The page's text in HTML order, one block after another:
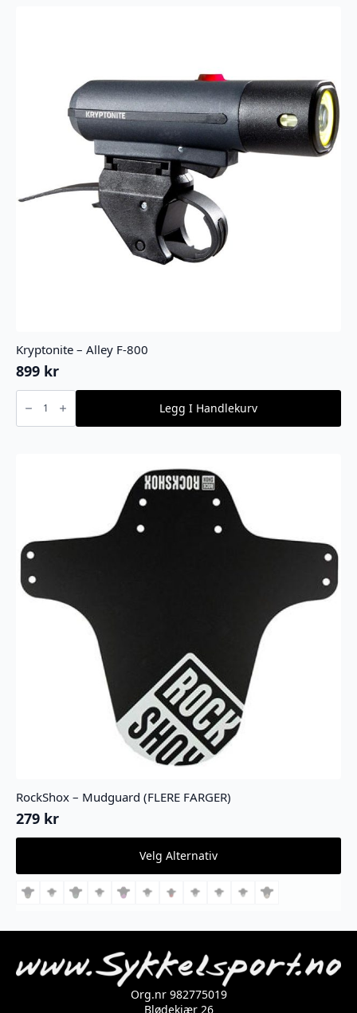
Kryptonite – Alley F-800
899 kr
Kryptonite
Alley
F-
Legg I Handlekurv
RockShox – Mudguard (FLERE FARGER)
279 kr
Velg Alternativ
Dette
har
flere
kan
på
produktsiden
Org.nr 982775019
Blødekjær 26